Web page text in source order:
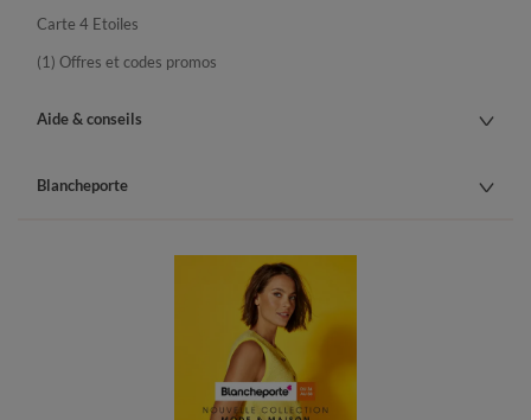
Carte 4 Etoiles
(1) Offres et codes promos
Aide & conseils
Blancheporte